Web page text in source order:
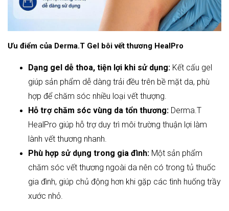
Ưu điểm của Derma.T Gel bôi vết thương HealPro
Dạng gel dễ thoa, tiện lợi khi sử dụng: Kết cấu gel
giúp sản phẩm dễ dàng trải đều trên bề mặt da, phù
hợp để chăm sóc nhiều loại vết thượng.
Hỗ trợ chăm sóc vùng da tổn thương: Derma.T
HealPro giúp hỗ trợ duy trì môi trường thuận lợi làm
lành vết thương nhanh.
Phù hợp sử dụng trong gia đình: Một sản phẩm
chăm sóc vết thương ngoài da nên có trong tủ thuốc
gia đình, giúp chủ động hơn khi gặp các tình huống trầy
xước nhỏ.